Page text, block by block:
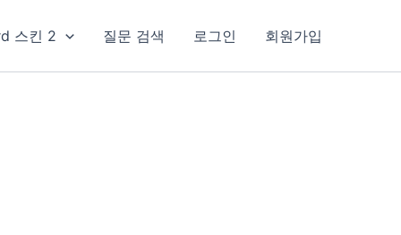
스킨 2 질문 검색 로그인 회원가입